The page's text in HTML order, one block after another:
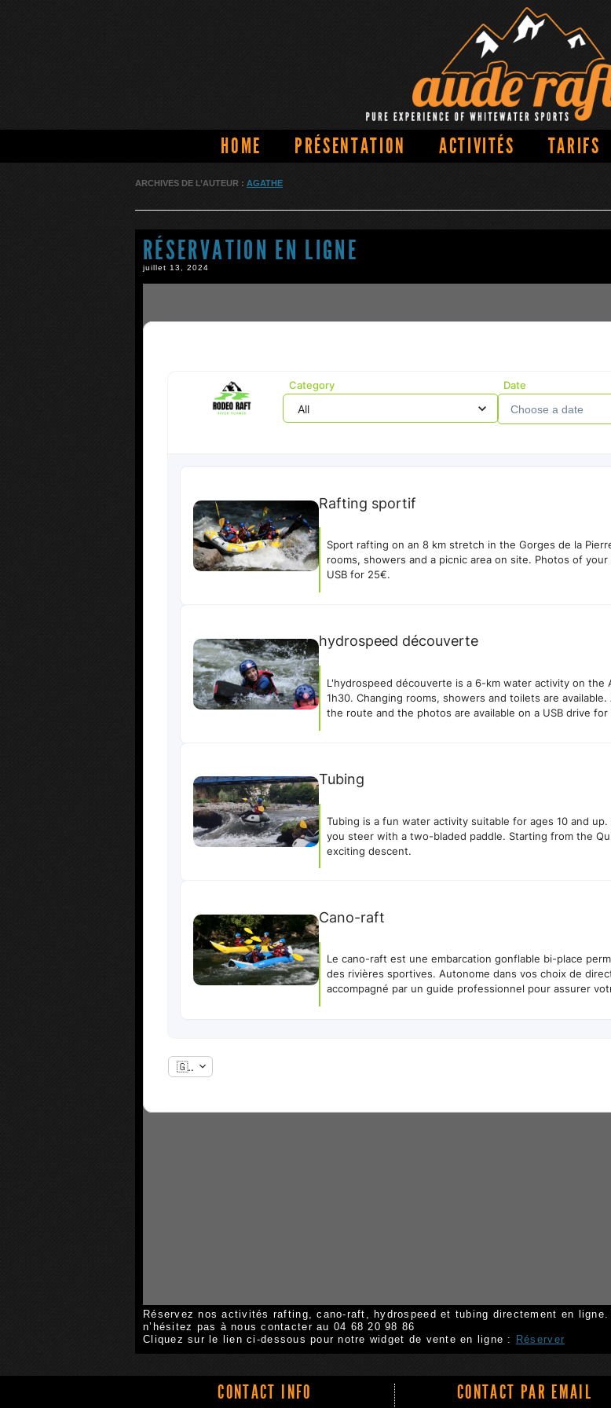
HOME PRÉSENTATION ACTIVITÉS TARIFS
ARCHIVES DE L’AUTEUR : AGATHE
RÉSERVATION EN LIGNE
juillet 13, 2024
Réservez nos activités rafting, cano-raft, hydrospeed et tubing directement en
n’hésitez pas à nous contacter au 04 68 20 98 86
Cliquez sur le lien ci-dessous pour notre widget de vente en ligne :
Réserver
CONTACT INFO CONTACT PAR EMAIL